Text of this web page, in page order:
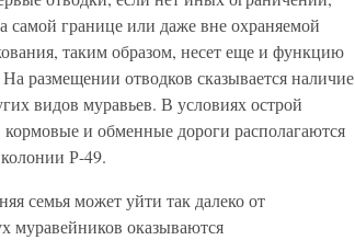
самой границе или даже вне охраняемой
таким образом, несет еще и функцию
размещении отводков сказывается наличие
видов муравьев. В условиях острой
и обменные дороги располагаются
Р-49.
семья может уйти так далеко от
муравейников оказываются